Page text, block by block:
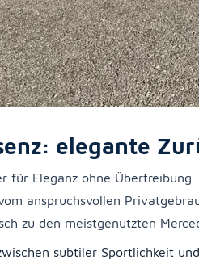
elegante
für Eleganz ohne
anspruchsvollen
zu den meistgenutzten
subtiler Sportlichkeit